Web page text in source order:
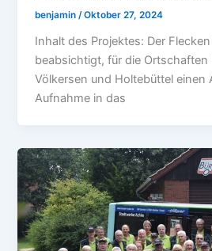
benjamin/Oktober 27, 2024
Inhalt des Projektes: Der
beabsichtigt, für die Ortschaften
Völkersen und Holtebüttel einen
Aufnahme in das